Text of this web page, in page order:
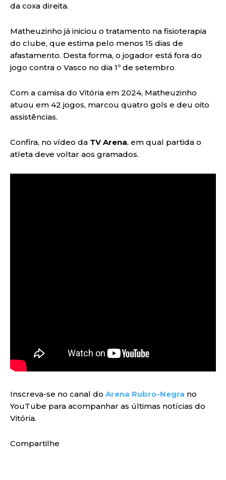
da coxa direita.
Matheuzinho já iniciou o tratamento na fisioterapia
do clube, que estima pelo menos 15 dias de
afastamento. Desta forma, o jogador está fora do
jogo contra o Vasco no dia 1º de setembro.
Com a camisa do Vitória em 2024, Matheuzinho
atuou em 42 jogos, marcou quatro gols e deu oito
assistências.
Confira, no vídeo da TV Arena, em qual partida o
atleta deve voltar aos gramados.
Inscreva-se no canal do Arena Rubro-Negra no
YouTube para acompanhar as últimas notícias do
Vitória.
Compartilhe